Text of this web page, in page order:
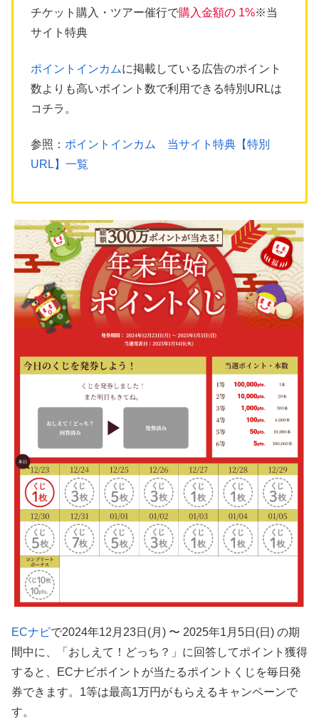
チケット購入・ツアー催行で購入金額の 1%※当
サイト特典
ポイントインカムに掲載している広告のポイント
数よりも高いポイント数で利用できる特別URLは
コチラ。
参照： ポイントインカム 当サイト特典【特別
URL】一覧
ECナビで2024年12月23日(月) 〜 2025年1月5日(日) の期
間中に、「おしえて！どっち？」に回答してポイント獲得
すると、ECナビポイントが当たるポイントくじを毎日発
券できます。1等は最高1万円がもらえるキャンペーンで
す。